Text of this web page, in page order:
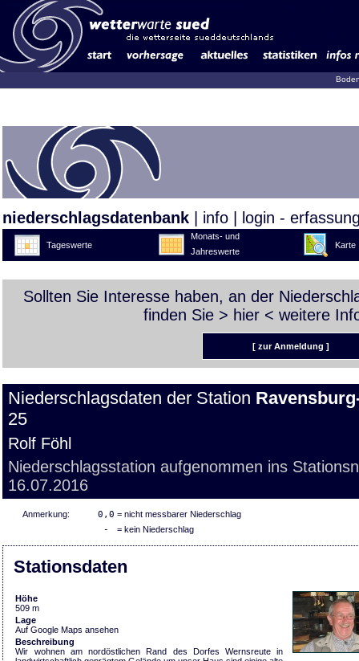
niederschlagsdatenbank info login -
Tageswerte
Monats- und
Jahreswerte
Karte
Sollten Sie Interesse haben, an der
finden Sie > hier < weitere
[ zur Anmeldung ]
Niederschlagsdaten der Station
25
Rolf Föhl
Niederschlagsstation aufgenommen ins
16.07.2016
Anmerkung: 0,0 = nicht messbarer Niederschlag
- = kein Niederschlag
Stationsdaten
Höhe
509 m
Lage
Auf Google Maps ansehen
Beschreibung
Wir wohnen am nordöstlichen Rand des Dorfes Wernsreute in